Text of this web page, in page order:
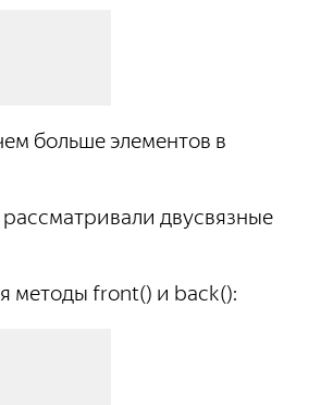
больше элементов в
двусвязные
методы front() и back():